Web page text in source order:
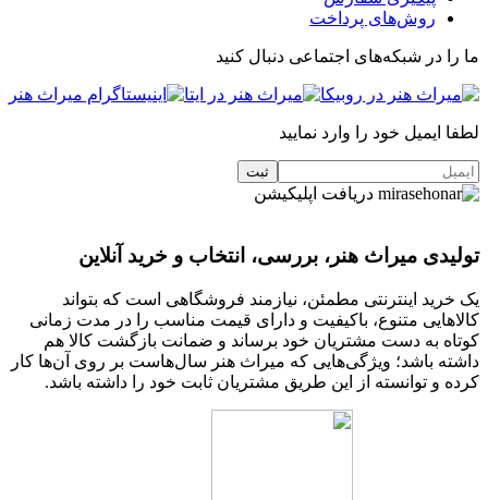
روش‌های پرداخت
ما را در شبکه‌های اجتماعی دنبال کنید
لطفا ایمیل خود را وارد نمایید
دریافت اپلیکیشن
تولیدی میراث هنر، بررسی، انتخاب و خرید آنلاین
یک خرید اینترنتی مطمئن، نیازمند فروشگاهی است که بتواند
کالاهایی متنوع، باکیفیت و دارای قیمت مناسب را در مدت زمانی
کوتاه به دست مشتریان خود برساند و ضمانت بازگشت کالا هم
داشته باشد؛ ویژگی‌هایی که میراث هنر سال‌هاست بر روی آن‌ها کار
کرده و توانسته از این طریق مشتریان ثابت خود را داشته باشد.